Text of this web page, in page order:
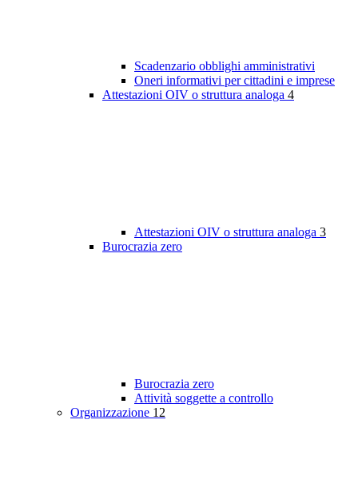
Scadenzario obblighi amministrativi
Oneri informativi per cittadini e imprese
Attestazioni OIV o struttura analoga 4
Attestazioni OIV o struttura analoga 3
Burocrazia zero
Burocrazia zero
Attività soggette a controllo
Organizzazione 12